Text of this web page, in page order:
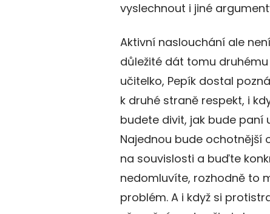
vyslechnout i jiné
Aktivní naslouchání ale
důležité dát tomu
učitelko, Pepík dostal
k druhé straně respekt, i
budete divit, jak bude paní
Najednou bude ochotnější
na souvislosti a buďte
nedomluvíte, rozhodně to
problém. A i když si